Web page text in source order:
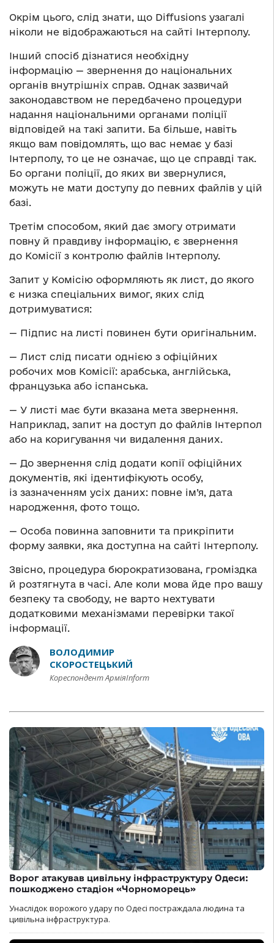
Окрім цього, слід знати, що Diffusions узагалі
ніколи не відображаються на сайті Інтерполу.
Інший спосіб дізнатися необхідну
інформацію — звернення до національних
органів внутрішніх справ. Однак зазвичай
законодавством не передбачено процедури
надання національними органами поліції
відповідей на такі запити. Ба більше, навіть
якщо вам повідомлять, що вас немає у базі
Інтерполу, то це не означає, що це справді так.
Бо органи поліції, до яких ви звернулися,
можуть не мати доступу до певних файлів у цій
базі.
Третім способом, який дає змогу отримати
повну й правдиву інформацію, є звернення
до Комісії з контролю файлів Інтерполу.
Запит у Комісію оформляють як лист, до якого
є низка спеціальних вимог, яких слід
дотримуватися:
— Підпис на листі повинен бути оригінальним.
— Лист слід писати однією з офіційних
робочих мов Комісії: арабська, англійська,
французька або іспанська.
— У листі має бути вказана мета звернення.
Наприклад, запит на доступ до файлів Інтерпол
або на коригування чи видалення даних.
— До звернення слід додати копії офіційних
документів, які ідентифікують особу,
із зазначенням усіх даних: повне ім’я, дата
народження, фото тощо.
— Особа повинна заповнити та прикріпити
форму заявки, яка доступна на сайті Інтерполу.
Звісно, процедура бюрократизована, громіздка
й розтягнута в часі. Але коли мова йде про вашу
безпеку та свободу, не варто нехтувати
додатковими механізмами перевірки такої
інформації.
ВОЛОДИМИР
СКОРОСТЕЦЬКИЙ
Кореспондент АрміяInform
Ворог атакував цивільну інфраструктуру Одеси:
пошкоджено стадіон «Чорноморець»
Унаслідок ворожого удару по Одесі постраждала людина та
цивільна інфраструктура.